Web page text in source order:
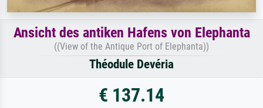
Ansicht des antiken Hafens von Elephanta
((View of the Antique Port of Elephanta))
Théodule Devéria
€ 137.14